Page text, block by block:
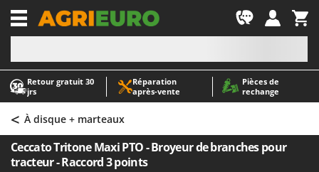
Retour gratuit 30
jrs
Réparation
après‑vente
Pièces de
rechange
-1
A
Abris de jardin
Accessoires pour tracteurs tondeuses autoportés
Aérateurs Scarificateurs pour gazon
Arracheuses de pommes de terre pour tracteur
A
AgriEuro Premium
AgriEuro TOP-LINE
AGT
< À disque + marteaux
Ceccato Tritone Maxi PTO - Broyeur de branches pour
tracteur - Raccord 3 points